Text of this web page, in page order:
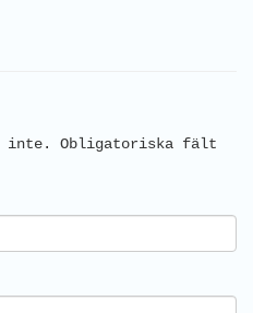
inte.
Obligatoriska fält